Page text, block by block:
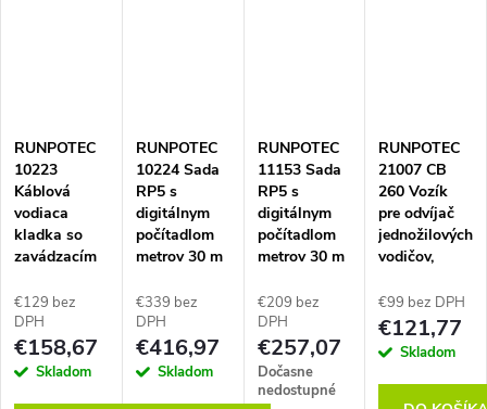
v
klzného háka.
kladky 90
mm, max.
priemer kábla
40 mm,...
kladky 90
mm, max.
priemer kábla
50 mm,...
kladky 130
mm, max.
priemer kábla
65...
RUNPOTEC
10223
Káblová
vodiaca
kladka so
zavádzacím
nadstavcom
DM89, pre
šachtové
vstupy a
€129 bez
DPH
€158,67
Skladom
RUNPOTEC
10224 Sada
RP5 s
digitálnym
počítadlom
metrov 30 m
Cable Roller
Multi-Set,
vrátane
multifunkčného
€339 bez
DPH
€416,97
Skladom
RUNPOTEC
11153 Sada
RP5 s
digitálnym
počítadlom
metrov 30 m
slučky s
háčikom, 4-
dielna sada
€209 bez
DPH
€257,07
Dočasne
nedostupné
RUNPOTEC
21007 CB
260 Vozík
pre odvíjač
jednožilových
vodičov,
káblov CB
260 Cable
Box, 2-dielny
€99 bez DPH
€121,77
Skladom